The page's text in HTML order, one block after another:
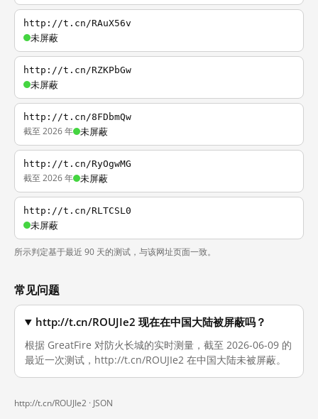
http://t.cn/RAuX56v
未屏蔽
http://t.cn/RZKPbGw
未屏蔽
http://t.cn/8FDbmQw
截至 2026 年 未屏蔽
http://t.cn/RyOgwMG
截至 2026 年 未屏蔽
http://t.cn/RLTCSL0
未屏蔽
所示判定基于最近 90 天的测试，与该网址页面一致。
常见问题
http://t.cn/ROUJIe2 现在在中国大陆被屏蔽吗？
根据 GreatFire 对防火长城的实时测量，截至 2026-06-09 的
最近一次测试，http://t.cn/ROUJIe2 在中国大陆未被屏蔽。
http://t.cn/ROUJIe2 · JSON